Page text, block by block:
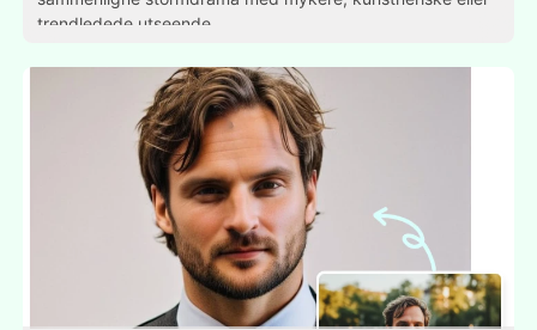
trendledede utseende.